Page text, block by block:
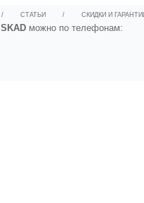
/ СТАТЬИ / СКИДКИ И
SKAD можно по телефонам: